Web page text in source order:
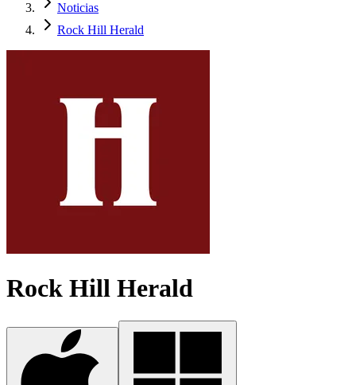
Noticias
Rock Hill Herald
Rock Hill Herald